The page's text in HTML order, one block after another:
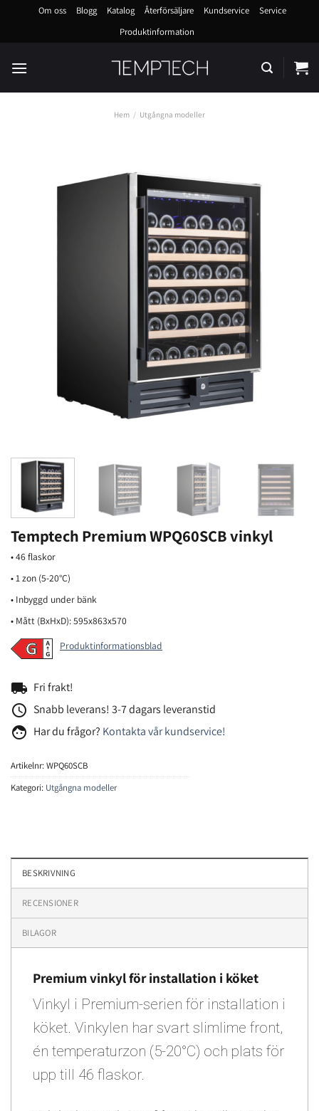
Om oss Blogg Katalog Återförsäljare Kundservice
Service
Produktinformation
Hem / Utgångna modeller
Temptech Premium WPQ60SCB vinkyl
• 46 flaskor
• 1 zon (5-20°C)
• Inbyggd under bänk
• Mått (BxHxD): 595x863x570
Produktinformationsblad
local_shipping Fri frakt!
access_time Snabb leverans! 3-7 dagars leveranstid
face Har du frågor? Kontakta vår kundservice!
Artikelnr:WPQ60SCB
Kategori: Utgångna modeller
BESKRIVNING
RECENSIONER
BILAGOR
Premium vinkyl för installation i köket
Vinkyl i Premium-serien för installation i
köket. Vinkylen har svart slimlime front,
én temperaturzon (5-20°C) och plats för
upp till 46 flaskor.